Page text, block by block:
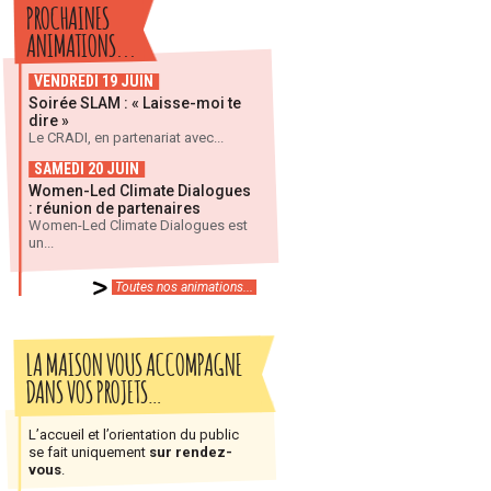
PROCHAINES
ANIMATIONS...
VENDREDI 19 JUIN
Soirée SLAM : « Laisse-moi te
dire »
Le CRADI, en partenariat avec...
SAMEDI 20 JUIN
Women-Led Climate Dialogues
: réunion de partenaires
Women-Led Climate Dialogues est
un...
Toutes nos animations...
LA MAISON VOUS ACCOMPAGNE
DANS VOS PROJETS…
L’accueil et l’orientation du public
se fait uniquement sur rendez-
vous